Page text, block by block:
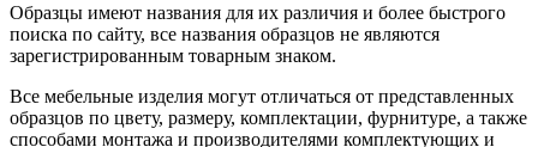
Образцы имеют названия для их различия и более быстрого
поиска по сайту, все названия образцов не являются
зарегистрированным товарным знаком.
Все мебельные изделия могут отличаться от представленных
образцов по цвету, размеру, комплектации, фурнитуре, а также
способами монтажа и производителями комплектующих и